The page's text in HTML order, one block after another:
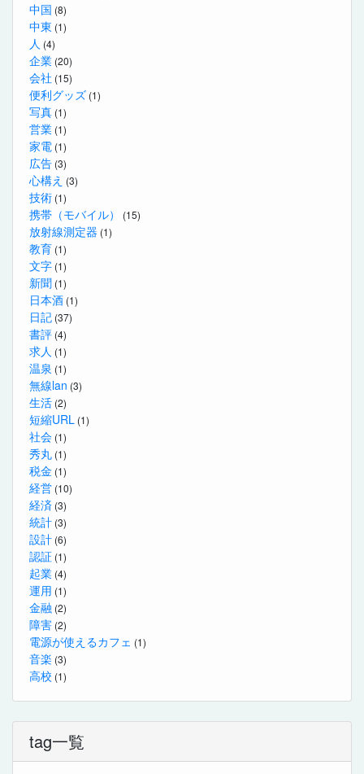
中国 (8)
中東 (1)
人 (4)
企業 (20)
会社 (15)
便利グッズ (1)
写真 (1)
営業 (1)
家電 (1)
広告 (3)
心構え (3)
技術 (1)
携帯（モバイル） (15)
放射線測定器 (1)
教育 (1)
文字 (1)
新聞 (1)
日本酒 (1)
日記 (37)
書評 (4)
求人 (1)
温泉 (1)
無線lan (3)
生活 (2)
短縮URL (1)
社会 (1)
秀丸 (1)
税金 (1)
経営 (10)
経済 (3)
統計 (3)
設計 (6)
認証 (1)
起業 (4)
運用 (1)
金融 (2)
障害 (2)
電源が使えるカフェ (1)
音楽 (3)
高校 (1)
tag一覧